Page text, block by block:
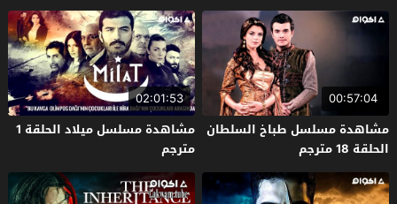
00:57:04
مشاهدة مسلسل طباخ السلطان
الحلقة 18 مترجم
02:01:53
مشاهدة مسلسل ميلاد الحلقة 1
مترجم